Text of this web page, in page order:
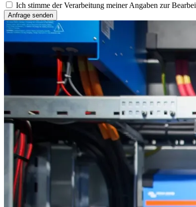
Ich stimme der Verarbeitung meiner Angaben zur
Anfrage senden